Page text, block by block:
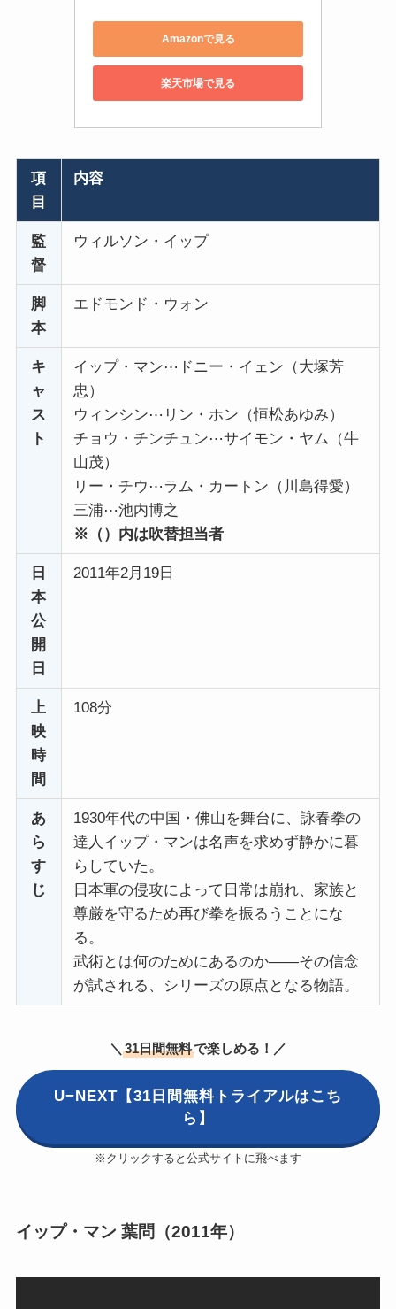
Amazonで見る
楽天市場で見る
項
目
内容
監
督
ウィルソン・イップ
脚
本
エドモンド・ウォン
キ
ャ
ス
ト
イップ・マン⋯ドニー・イェン（大塚芳
忠）
ウィンシン⋯リン・ホン（恒松あゆみ）
チョウ・チンチュン⋯サイモン・ヤム（牛
山茂）
リー・チウ⋯ラム・カートン（川島得愛）
三浦⋯池内博之
※（）内は吹替担当者
日
本
公
開
日
2011年2月19日
上
映
時
間
108分
あ
ら
す
じ
1930年代の中国・佛山を舞台に、詠春拳の
達人イップ・マンは名声を求めず静かに暮
らしていた。
日本軍の侵攻によって日常は崩れ、家族と
尊厳を守るため再び拳を振るうことにな
る。
武術とは何のためにあるのか——その信念
が試される、シリーズの原点となる物語。
＼ 31日間無料で楽しめる！／
U−NEXT【31日間無料トライアルはこち
ら】
※クリックすると公式サイトに飛べます
イップ・マン 葉問（2011年）